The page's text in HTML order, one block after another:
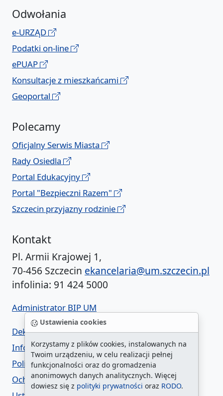
Ustawienia cookies
Korzystamy z plików cookies, instalowanych na
Twoim urządzeniu, w celu realizacji pełnej
funkcjonalności oraz do gromadzenia
anonimowych danych analitycznych. Więcej
dowiesz się z polityki prywatności oraz RODO.
Odwołania
e-URZĄD
Podatki on-line
ePUAP
Konsultacje z mieszkańcami
Geoportal
Polecamy
Oficjalny Serwis Miasta
Rady Osiedla
Portal Edukacyjny
Portal "Bezpieczni Razem"
Szczecin przyjazny rodzinie
Kontakt
Pl. Armii Krajowej 1,
70-456 Szczecin ekancelaria@um.szczecin.pl
infolinia: 91 424 5000
Administrator BIP UM
Deklaracja dostępności
Informacja o urzędzie w ETR
Polityka prywatności
Ochrona danych osobowych